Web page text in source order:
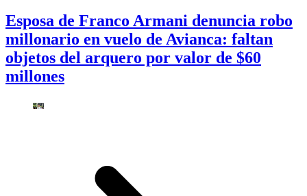
Esposa de Franco Armani denuncia robo
millonario en vuelo de Avianca: faltan
objetos del arquero por valor de $60
millones